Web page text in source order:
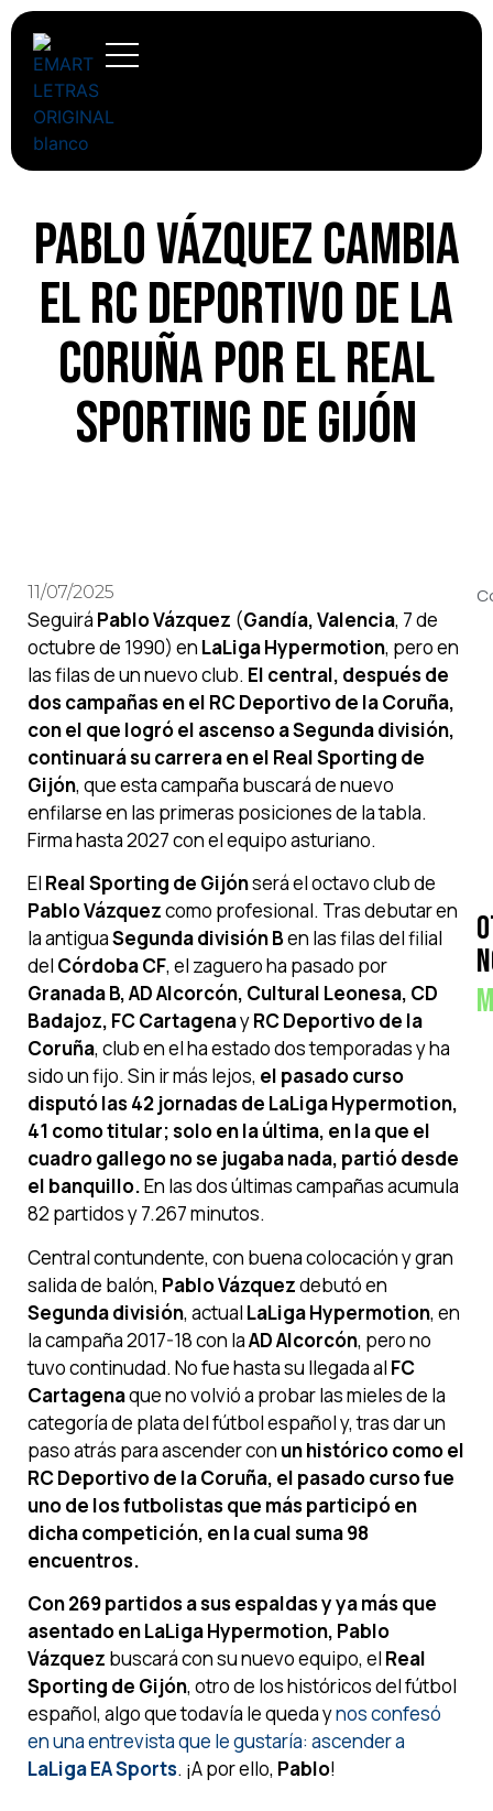
Pablo Vázquez cambia
el RC Deportivo de la
Coruña por el Real
Sporting de Gijón
11/07/2025
Seguirá Pablo Vázquez (Gandía, Valencia, 7 de
octubre de 1990) en LaLiga Hypermotion, pero en
las filas de un nuevo club. El central, después de
dos campañas en el RC Deportivo de la Coruña,
con el que logró el ascenso a Segunda división,
continuará su carrera en el Real Sporting de
Gijón, que esta campaña buscará de nuevo
enfilarse en las primeras posiciones de la tabla.
Firma hasta 2027 con el equipo asturiano.
El Real Sporting de Gijónserá el octavo club de
Pablo Vázquezcomo profesional. Tras debutar en
la antiguaSegunda división Ben las filas del filial
del Córdoba CF, el zaguero ha pasado por
Granada B, AD Alcorcón, Cultural Leonesa, CD
Badajoz, FC CartagenayRC Deportivo de la
Coruña, club en el ha estado dos temporadas y ha
sido un fijo. Sin ir más lejos, el pasado curso
disputó las 42 jornadas de LaLiga Hypermotion,
41 como titular; solo en la última, en la que el
cuadro gallego no se jugaba nada, partió desde
el banquillo.En las dos últimas campañas acumula
82 partidos y 7.267 minutos.
Central contundente, con buena colocación y gran
salida de balón, Pablo Vázquezdebutó en
Segunda división, actual LaLiga Hypermotion, en
la campaña 2017-18 con laAD Alcorcón, pero no
tuvo continudad. No fue hasta su llegada al FC
Cartagenaque no volvió a probar las mieles de la
categoría de plata del fútbol español y, tras dar un
paso atrás para ascender con un histórico como el
RC Deportivo de la Coruña, el pasado curso fue
uno de los futbolistas que más participó en
dicha competición, en la cual suma 98
encuentros.
Con 269 partidos a sus espaldas y ya más que
asentado en LaLiga Hypermotion, Pablo
Vázquez buscará con su nuevo equipo, el Real
Sporting de Gijón, otro de los históricos del fútbol
español, algo que todavía le queda ynos confesó
en una entrevista que le gustaría: ascender a
LaLiga EA Sports. ¡A por ello, Pablo!